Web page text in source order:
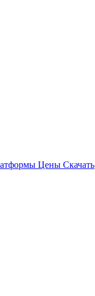
Цены Скачать